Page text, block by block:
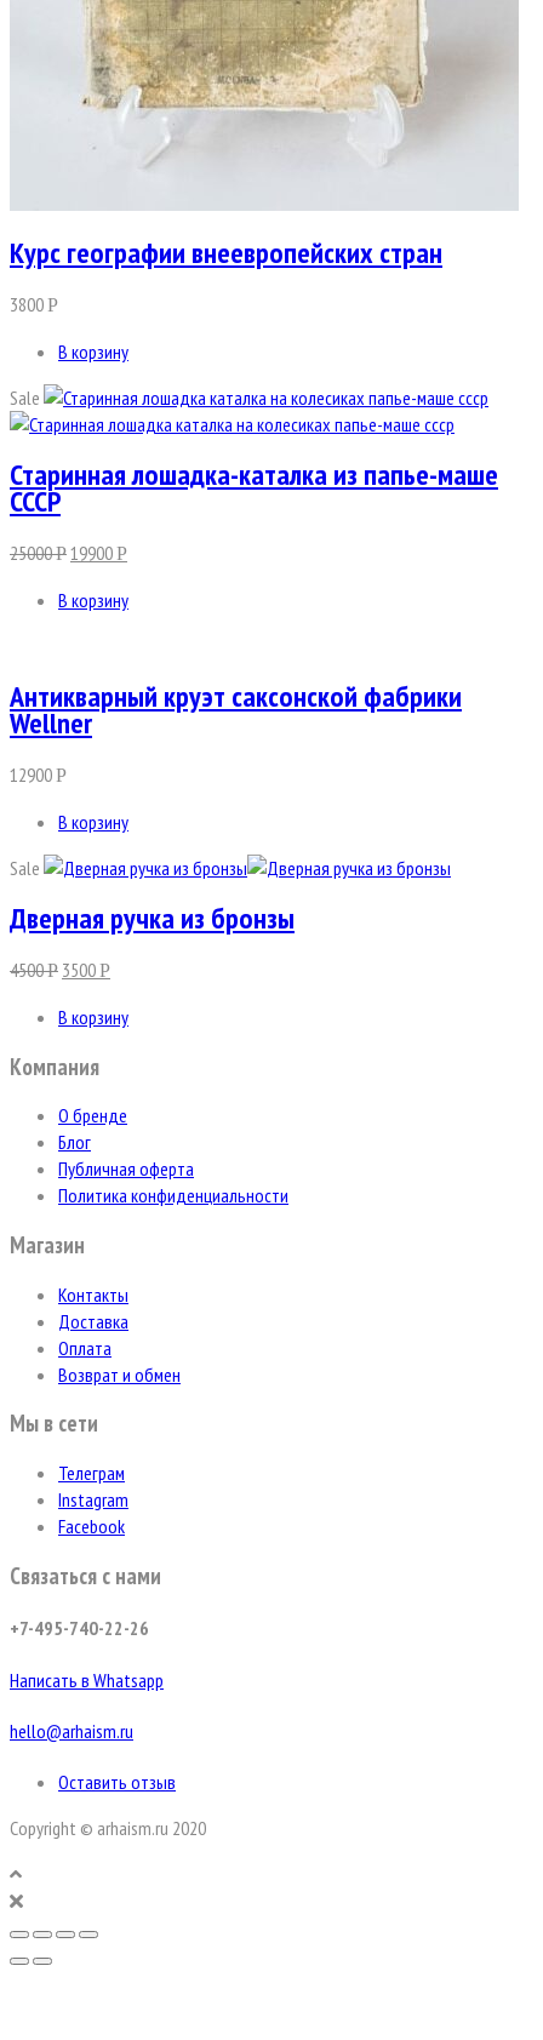
Курс географии внеевропейских стран
3800Р
В корзину
Sale
Старинная лошадка-каталка из папье-маше
СССР
25000Р19900Р
В корзину
Антикварный круэт саксонской фабрики
Wellner
12900Р
В корзину
Sale
Дверная ручка из бронзы
4500Р 3500Р
В корзину
Компания
О бренде
Блог
Публичная оферта
Политика конфиденциальности
Магазин
Контакты
Доставка
Оплата
Возврат и обмен
Мы в сети
Телеграм
Instagram
Facebook
Связаться с нами
+7-495-740-22-26
Написать в Whatsapp
hello@arhaism.ru
Оставить отзыв
Copyright © arhaism.ru 2020